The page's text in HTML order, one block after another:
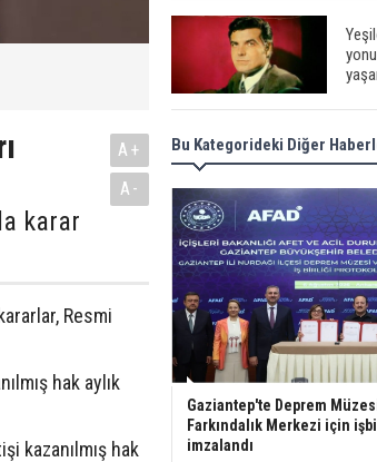
karar
A+
A-
Resmi
hak aylık
kazanılmış hak
29
Bu Kategorideki Diğer
Gaziantep'te Deprem
Farkındalık Merkezi için
imzalandı